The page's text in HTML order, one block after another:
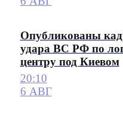
Опубликованы
удара ВС РФ по
центру под Киевом
20:10
6 АВГ